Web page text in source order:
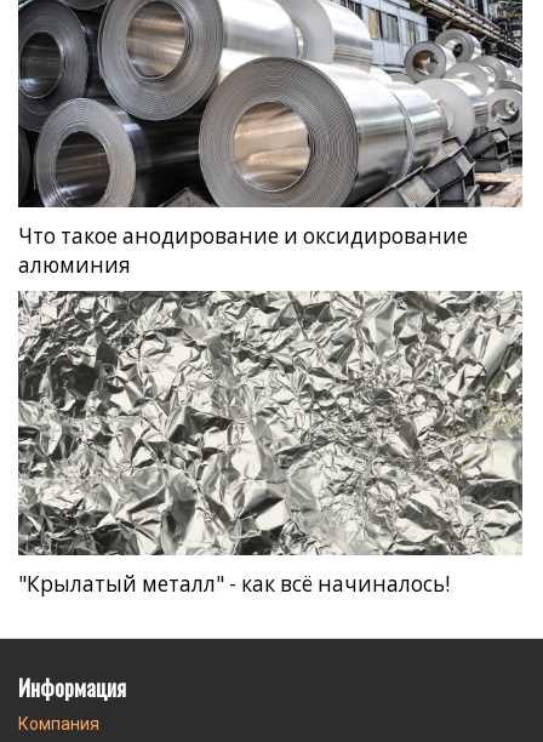
Что такое анодирование и оксидирование
алюминия
"Крылатый металл" - как всё начиналось!
Информация
Компания